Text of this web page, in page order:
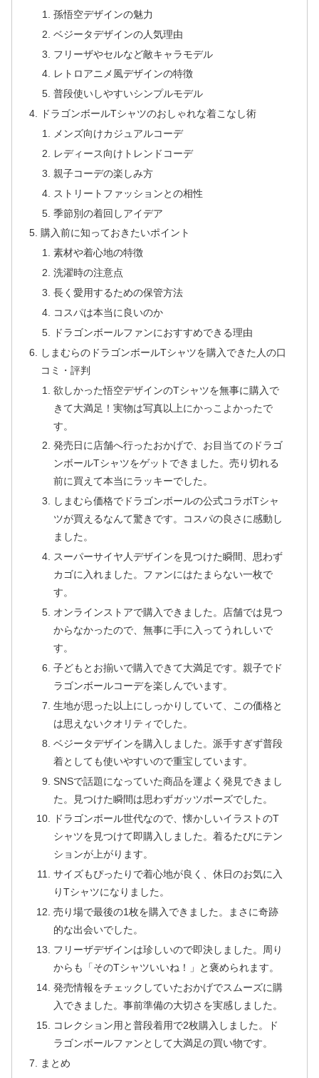
孫悟空デザインの魅力
ベジータデザインの人気理由
フリーザやセルなど敵キャラモデル
レトロアニメ風デザインの特徴
普段使いしやすいシンプルモデル
ドラゴンボールTシャツのおしゃれな着こなし術
メンズ向けカジュアルコーデ
レディース向けトレンドコーデ
親子コーデの楽しみ方
ストリートファッションとの相性
季節別の着回しアイデア
購入前に知っておきたいポイント
素材や着心地の特徴
洗濯時の注意点
長く愛用するための保管方法
コスパは本当に良いのか
ドラゴンボールファンにおすすめできる理由
しまむらのドラゴンボールTシャツを購入できた人の口
コミ・評判
欲しかった悟空デザインのTシャツを無事に購入で
きて大満足！実物は写真以上にかっこよかったで
す。
発売日に店舗へ行ったおかげで、お目当てのドラゴ
ンボールTシャツをゲットできました。売り切れる
前に買えて本当にラッキーでした。
しまむら価格でドラゴンボールの公式コラボTシャ
ツが買えるなんて驚きです。コスパの良さに感動し
ました。
スーパーサイヤ人デザインを見つけた瞬間、思わず
カゴに入れました。ファンにはたまらない一枚で
す。
オンラインストアで購入できました。店舗では見つ
からなかったので、無事に手に入ってうれしいで
す。
子どもとお揃いで購入できて大満足です。親子でド
ラゴンボールコーデを楽しんでいます。
生地が思った以上にしっかりしていて、この価格と
は思えないクオリティでした。
ベジータデザインを購入しました。派手すぎず普段
着としても使いやすいので重宝しています。
SNSで話題になっていた商品を運よく発見できまし
た。見つけた瞬間は思わずガッツポーズでした。
ドラゴンボール世代なので、懐かしいイラストのT
シャツを見つけて即購入しました。着るたびにテン
ションが上がります。
サイズもぴったりで着心地が良く、休日のお気に入
りTシャツになりました。
売り場で最後の1枚を購入できました。まさに奇跡
的な出会いでした。
フリーザデザインは珍しいので即決しました。周り
からも「そのTシャツいいね！」と褒められます。
発売情報をチェックしていたおかげでスムーズに購
入できました。事前準備の大切さを実感しました。
コレクション用と普段着用で2枚購入しました。ド
ラゴンボールファンとして大満足の買い物です。
まとめ